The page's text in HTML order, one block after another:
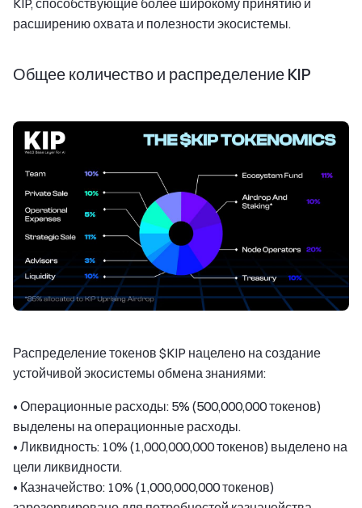
KIP, способствующие более широкому принятию и
расширению охвата и полезности экосистемы.
Общее количество и распределение KIP
Распределение токенов $KIP нацелено на создание
устойчивой экосистемы обмена знаниями:
• Операционные расходы: 5% (500,000,000 токенов)
выделены на операционные расходы.
• Ликвидность: 10% (1,000,000,000 токенов) выделено на
цели ликвидности.
• Казначейство: 10% (1,000,000,000 токенов)